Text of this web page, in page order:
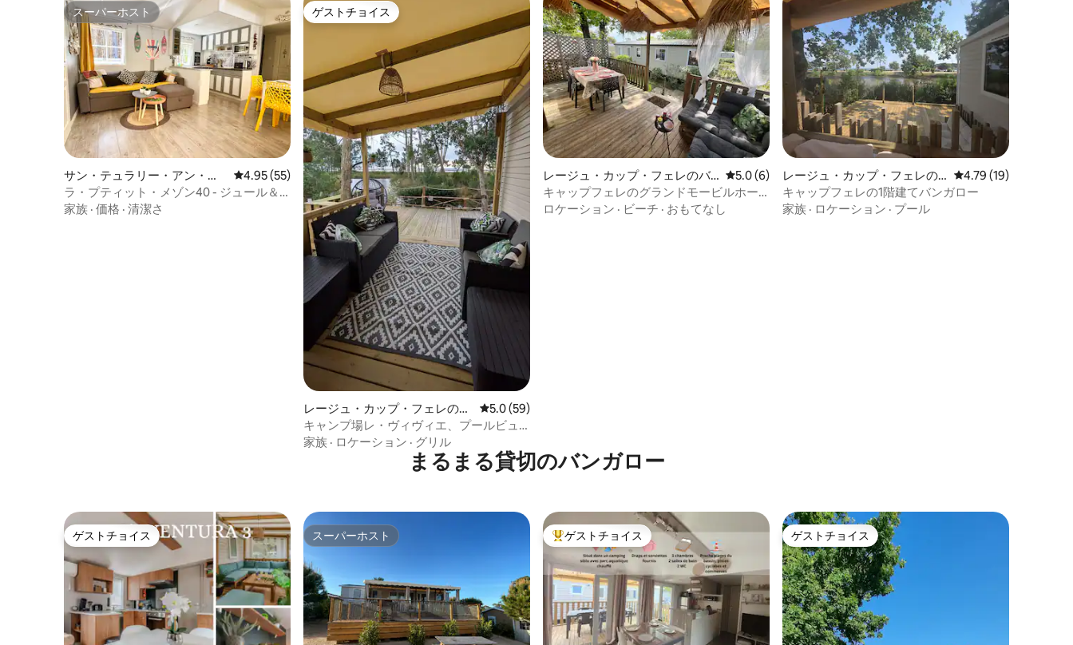
スーパーホスト
スーパーホスト
サン・テュラリー・アン・ボ
ルヌのバンガロー
レビュー55件、5つ星中4.95つ星の平均評価
4.95 (55)
ラ・プティット・メゾン40 - ジュール＆
ヴィクトル宅
家族 · 価格 · 清潔さ
ゲストチョイス
ゲストチョイス
レージュ・カップ・フェレのバ
ンガロー
レビュー59件、5つ星中5.0つ星の平均評価
5.0 (59)
キャンプ場レ・ヴィヴィエ、プールビュ
ーのモバイルホーム
家族 · ロケーション · グリル
レージュ・カップ・フェレのバ
ンガロー
レビュー6件、5つ星中5.0つ星の平均評価
5.0 (6)
キャップフェレのグランドモービルホー
ム3チャンバーキャンプ4つ星
ロケーション · ビーチ · おもてなし
レージュ・カップ・フェレの
バンガロー
レビュー19件、5つ
4.79 (19)
キャップフェレの1階建てバンガロー
家族 · ロケーション · プール
まるまる貸切のバンガロー
ゲストチョイス
ゲストチョイス スーパーホスト
スーパーホスト 大好評のゲストチョイスです。
ゲストチョイス ゲストチョイス
ゲストチョイス